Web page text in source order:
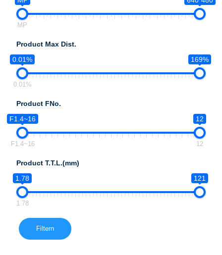
MP
Product Max Dist.
0.01%
169%
0.01%
Product FNo.
F1.4~16
12
F1.4~16 12
Product T.T.L.(mm)
1.78
121
1.78
Filtern